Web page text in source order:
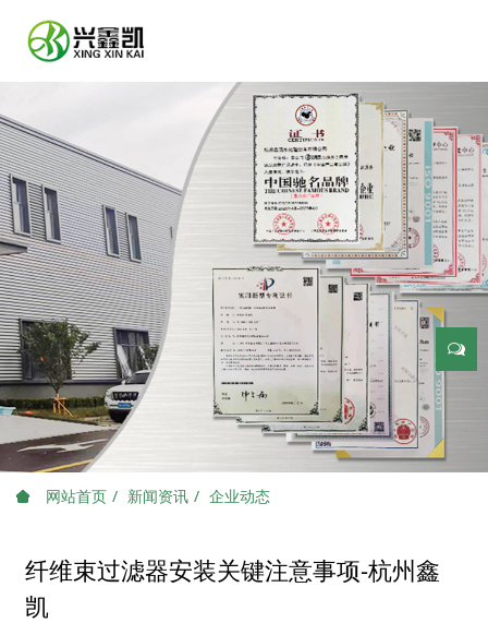
网站首页 新闻资讯 企业动态
纤维束过滤器安装关键注意事项-杭州鑫
凯